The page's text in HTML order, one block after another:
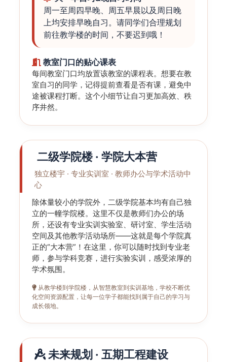
周一至周四早晚、周五早晨以及周日晚
上均安排早晚自习。请同学们合理规划
前往教学楼的时间，不要迟到哦！
教室门口的贴心课表
每间教室门口均放置该教室的课程表。想要在教
室自习的同学，记得提前查看是否有课，避免中
途被课程打断。这个小细节让自习更加高效、秩
序井然。
二级学院楼 · 学院大本营
独立楼宇 · 专业实训室 · 教师办公与学术活动中
心
除体量较小的学院外，二级学院基本均有自己独
立的一幢学院楼。这里不仅是教师们办公的场
所，还设有专业实训实验室、研讨室、学生活动
空间及其他教学活动场所——这就是每个学院真
正的“大本营”！在这里，你可以随时找到专业老
师，参与学科竞赛，进行实验实训，感受浓厚的
学术氛围。
从教学楼到学院楼，从智慧教室到实训基地，学校不断优
化空间资源配置，让每一位学子都能找到属于自己的学习与
成长领地。
未来规划 · 五期工程建设